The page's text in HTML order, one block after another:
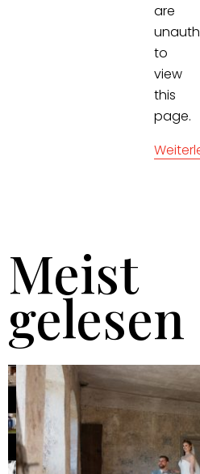
are
to
view
this
page.
Meist
gelesen